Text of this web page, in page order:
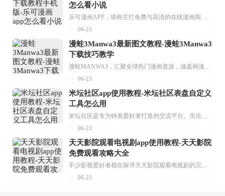
怎么看小说
乐可漫画APP，堪称主打免费与高清的在线漫画阅读神器。其官方版提供海量完整版漫画资源，无论是国内漫画，还是日漫、韩漫、台漫、美漫等国外漫画，应有尽有，随时供你阅读。只需轻点一下，便能直接进入阅读界面。不仅如此，乐可漫画最新版本更新速度极快，在这里，你总能抢先看到全网一手漫画章节内容！...
06-23
漫蛙3Manwa3最新图文教程-漫蛙3Manwa3
下载技巧教学
漫蛙MANWA3，汇聚全球热门漫画资源，涵盖韩漫、欧美漫画、国漫等多种类型，题材丰富多样，全方位满足用户阅读喜好。它不仅是阅读平台，更是创作平台，为广大用户打造零门槛创作环境。...
06-23
米坛社区app使用教程-米坛社区表盘自定义
工具怎么用
米坛社区是专为钟表爱好者打造的交流平台。无论你是初涉钟表领域的普通爱好者，还是拥有多年收藏经验的资深玩家，都能在此找到属于自己的天地。 无需注册，就能轻松参与其中。通过专业的讨论论坛与丰富的交互功能，你可与世界各地的钟表爱好者畅快交流。若你钟情于钟表，米坛社区无疑是值得一试的理想之选。在这里，你能获取最新的手表资讯，交流见解，提升鉴赏品味，让每一块手表都成为收藏故事中重要的一部分。感兴趣的朋友，不要错过下载机会。...
06-23
天天影院观看电视剧app使用教程-天天影院
免费观看攻略大全
不少影视爱好者都在探寻天天影院观看电视剧的完整方法，结合最新平台使用规则，本篇新手入门攻略全面讲解观看渠道、检索流程、播放设置以及画面模式调整等实用内容。全文适配手机、电脑等主流设备，步骤简洁易懂，无论是初次使用的新手，还是想要优化观影体验的用户，都能参照内容快速上手，熟练掌握平台各项操作技巧，轻松畅享影视内容。...
06-23